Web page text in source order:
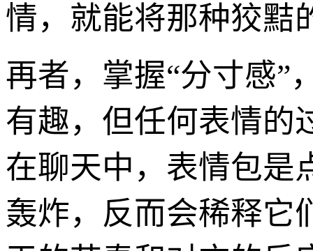
情，就能将那种狡黠
再者，掌握“分寸感”
有趣，但任何表情的
在聊天中，表情包是
轰炸，反而会稀释它